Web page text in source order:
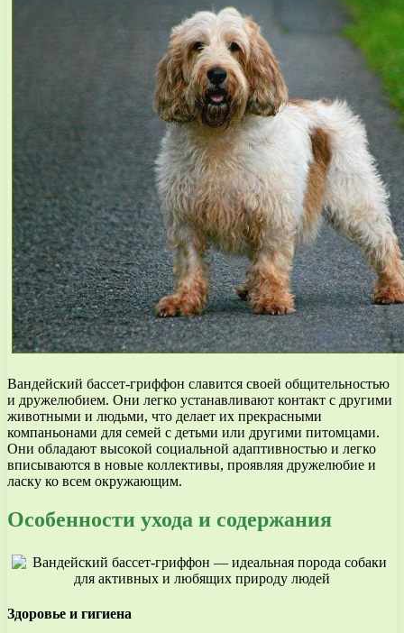
Вандейский бассет-гриффон славится своей общительностью
и дружелюбием. Они легко устанавливают контакт с другими
животными и людьми, что делает их прекрасными
компаньонами для семей с детьми или другими питомцами.
Они обладают высокой социальной адаптивностью и легко
вписываются в новые коллективы, проявляя дружелюбие и
ласку ко всем окружающим.
Особенности ухода и содержания
Здоровье и гигиена